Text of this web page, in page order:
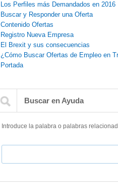
Los Perfiles más Demandados en 2016
Buscar y Responder una Oferta
Contenido Ofertas
Registro Nueva Empresa
El Brexit y sus consecuencias
¿Cómo Buscar Ofertas de Empleo en
Portada
Buscar en Ayuda
Introduce la palabra o palabras
Buscar